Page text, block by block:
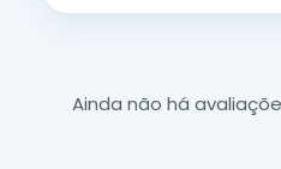
Ainda não há